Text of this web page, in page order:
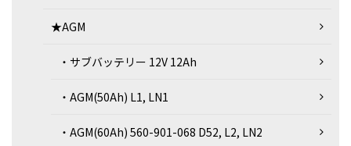
★AGM
・サブバッテリー 12V 12Ah
・AGM(50Ah) L1, LN1
・AGM(60Ah) 560-901-068 D52, L2, LN2